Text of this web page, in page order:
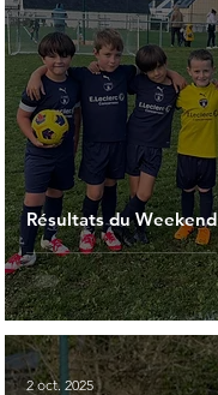
Résultats du Weekend
2 oct. 2025